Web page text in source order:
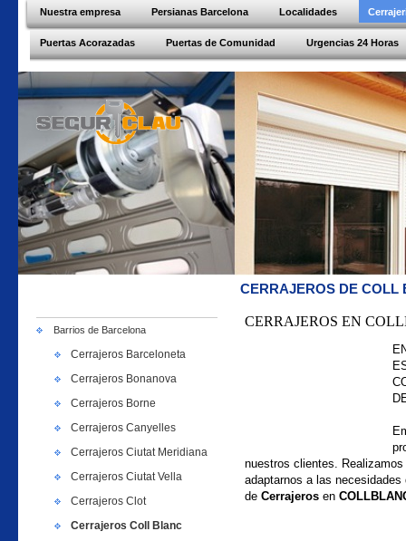
Nuestra empresa Persianas Barcelona Localidades
Puertas Acorazadas Puertas de Comunidad Urgencias 24 Horas
Barrios de Barcelona
Cerrajeros Barceloneta
Cerrajeros Bonanova
Cerrajeros Borne
Cerrajeros Canyelles
Cerrajeros Ciutat Meridiana
Cerrajeros Ciutat Vella
Cerrajeros Clot
Cerrajeros Coll Blanc
CERRAJEROS DE COLL
CERRAJEROS EN
nuestros clientes.
adaptarnos a las
de Cerrajeros en